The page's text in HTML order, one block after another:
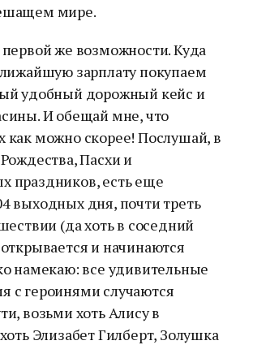
мире.
же возможности. Куда
зарплату покупаем
удобный дорожный кейс и
И обещай мне, что
как можно скорее! Послушай, в
Пасхи и
праздников, есть еще
выходных дня, почти треть
(да хоть в соседний
и начинаются
намекаю: все удивительные
с героинями случаются
возьми хоть Алису в
Элизабет Гилберт, Золушка